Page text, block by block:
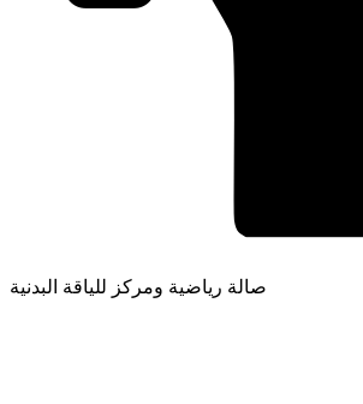
صالة رياضية ومركز للياقة البدنية